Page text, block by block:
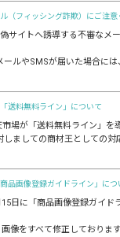
（フィッシング詐欺）にご注意
サイトへ誘導する不審なメ
ルやSMSが届いた場合には
送料無料ライン」について
場が「送料無料ライン」を
しましての商材王としての
品画像登録ガイドライン」につ
日に「商品画像登録ガイド
像をすべて修正しております